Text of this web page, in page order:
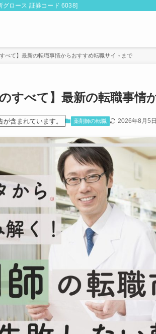
グロース 証券コード 6038]
すべて】最新の転職事情からおすすめ転職サイトまで
のすべて】最新の転職事
含まれています。 薬剤師の転職 2026年8月5日